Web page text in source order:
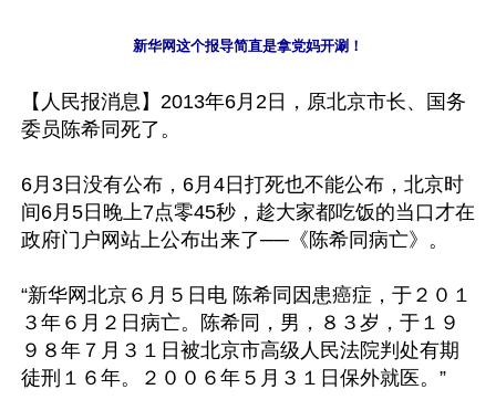
新华网这个报导简直是拿党妈开涮！
【人民报消息】2013年6月2日，原北京市长、国务
委员陈希同死了。
6月3日没有公布，6月4日打死也不能公布，北京时
间6月5日晚上7点零45秒，趁大家都吃饭的当口才在
政府门户网站上公布出来了──《陈希同病亡》。
“新华网北京６月５日电 陈希同因患癌症，于２０１
３年６月２日病亡。陈希同，男，８３岁，于１９
９８年７月３１日被北京市高级人民法院判处有期
徒刑１６年。２００６年５月３１日保外就医。”